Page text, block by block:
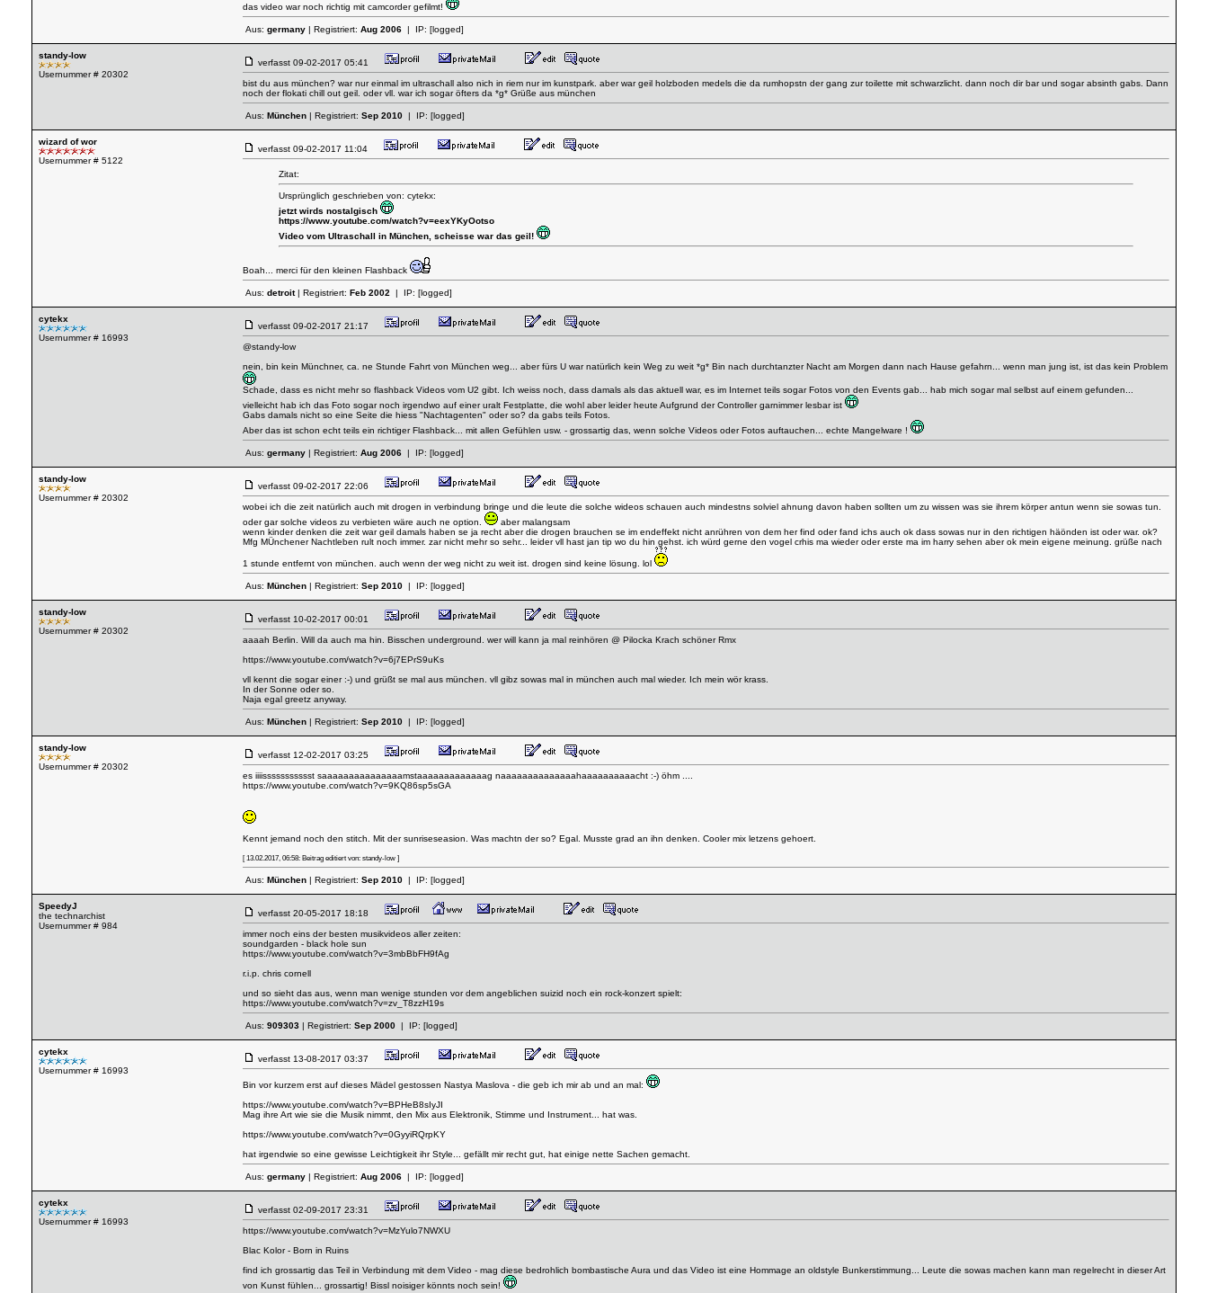
das video war noch richtig mit camcorder gefilmt!
Aus: germany | Registriert: Aug 2006 | IP: [logged]
standy-low
Usernummer # 20302
verfasst 09-02-2017 05:41
bist du aus münchen? war nur einmal im ultraschall also nich in riem nur im kunstpark. aber war geil holzboden medels die da rumhopstn der gang zur toilette mit schwarzlicht. dann noch dir bar und sogar absinth gabs. Dann
noch der flokati chill out geil. oder vll. war ich sogar öfters da *g* Grüße aus münchen
Aus: München | Registriert: Sep 2010 | IP: [logged]
wizard of wor
Usernummer # 5122
verfasst 09-02-2017 11:04
Zitat:
Ursprünglich geschrieben von: cytekx:
jetzt wirds nostalgisch
https://www.youtube.com/watch?v=eexYKyOotso
Video vom Ultraschall in München, scheisse war das geil!
Boah... merci für den kleinen Flashback
Aus: detroit| Registriert: Feb 2002 | IP: [logged]
cytekx
Usernummer # 16993
verfasst 09-02-2017 21:17
@standy-low
nein, bin kein Münchner, ca. ne Stunde Fahrt von München weg... aber fürs U war natürlich kein Weg zu weit *g* Bin nach durchtanzter Nacht am Morgen dann nach Hause gefahrn... wenn man jung ist, ist das kein Problem
Schade, dass es nicht mehr so flashback Videos vom U2 gibt. Ich weiss noch, dass damals als das aktuell war, es im Internet teils sogar Fotos von den Events gab... hab mich sogar mal selbst auf einem gefunden...
vielleicht hab ich das Foto sogar noch irgendwo auf einer uralt Festplatte, die wohl aber leider heute Aufgrund der Controller garnimmer lesbar ist
Gabs damals nicht so eine Seite die hiess "Nachtagenten" oder so? da gabs teils Fotos.
Aber das ist schon echt teils ein richtiger Flashback... mit allen Gefühlen usw. - grossartig das, wenn solche Videos oder Fotos auftauchen... echte Mangelware !
Aus: germany | Registriert: Aug 2006 | IP: [logged]
standy-low
Usernummer # 20302
verfasst 09-02-2017 22:06
wobei ich die zeit natürlich auch mit drogen in verbindung bringe und die leute die solche wideos schauen auch mindestns solviel ahnung davon haben sollten um zu wissen was sie ihrem körper antun wenn sie sowas tun.
oder gar solche videos zu verbieten wäre auch ne option.
aber malangsam
wenn kinder denken die zeit war geil damals haben se ja recht aber die drogen brauchen se im endeffekt nicht anrühren von dem her find oder fand ichs auch ok dass sowas nur in den richtigen häönden ist oder war. ok?
Mfg MÜnchener Nachtleben rult noch immer. zar nicht mehr so sehr... leider vll hast jan tip wo du hin gehst. ich würd gerne den vogel crhis ma wieder oder erste ma im harry sehen aber ok mein eigene meinung. grüße nach
1 stunde entfernt von münchen. auch wenn der weg nicht zu weit ist. drogen sind keine lösung. lol
Aus: München | Registriert: Sep 2010 | IP: [logged]
standy-low
Usernummer # 20302
verfasst 10-02-2017 00:01
aaaah Berlin. Will da auch ma hin. Bisschen underground. wer will kann ja mal reinhören @ Pilocka Krach schöner Rmx
https://www.youtube.com/watch?v=6j7EPrS9uKs
vll kennt die sogar einer :-) und grüßt se mal aus münchen. vll gibz sowas mal in münchen auch mal wieder. Ich mein wör krass.
In der Sonne oder so.
Naja egal greetz anyway.
Aus: München | Registriert: Sep 2010 | IP: [logged]
standy-low
Usernummer # 20302
verfasst 12-02-2017 03:25
es iiiissssssssssst saaaaaaaaaaaaaaamstaaaaaaaaaaaaag naaaaaaaaaaaaaahaaaaaaaaaacht :-) öhm ....
https://www.youtube.com/watch?v=9KQ86sp5sGA
Kennt jemand noch den stitch. Mit der sunriseseasion. Was machtn der so? Egal. Musste grad an ihn denken. Cooler mix letzens gehoert.
[ 13.02.2017, 06:58: Beitrag editiert von: standy-low ]
Aus: München | Registriert: Sep 2010 | IP: [logged]
SpeedyJ
the technarchist
Usernummer # 984
verfasst 20-05-2017 18:18
immer noch eins der besten musikvideos aller zeiten:
soundgarden - black hole sun
https://www.youtube.com/watch?v=3mbBbFH9fAg
r.i.p. chris cornell
und so sieht das aus, wenn man wenige stunden vor dem angeblichen suizid noch ein rock-konzert spielt:
https://www.youtube.com/watch?v=zv_T8zzH19s
Aus: 909303 | Registriert: Sep 2000 | IP: [logged]
cytekx
Usernummer # 16993
verfasst 13-08-2017 03:37
Bin vor kurzem erst auf dieses Mädel gestossen Nastya Maslova - die geb ich mir ab und an mal:
https://www.youtube.com/watch?v=BPHeB8sIyJI
Mag ihre Art wie sie die Musik nimmt, den Mix aus Elektronik, Stimme und Instrument... hat was.
https://www.youtube.com/watch?v=0GyyiRQrpKY
hat irgendwie so eine gewisse Leichtigkeit ihr Style... gefällt mir recht gut, hat einige nette Sachen gemacht.
Aus: germany | Registriert: Aug 2006 | IP: [logged]
cytekx
Usernummer # 16993
verfasst 02-09-2017 23:31
https://www.youtube.com/watch?v=MzYulo7NWXU
Blac Kolor - Born in Ruins
find ich grossartig das Teil in Verbindung mit dem Video - mag diese bedrohlich bombastische Aura und das Video ist eine Hommage an oldstyle Bunkerstimmung... Leute die sowas machen kann man regelrecht in dieser Art
von Kunst fühlen... grossartig! Bissl noisiger könnts noch sein!